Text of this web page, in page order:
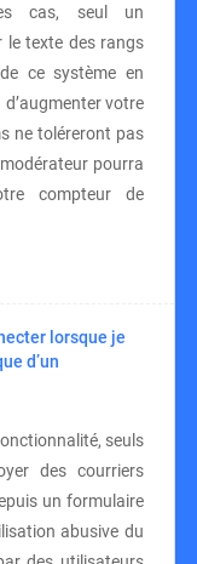
cas, seul un
texte des rangs
ce système en
votre
ne toléreront pas
pourra
compteur de
lorsque je
d’un
seuls
des courriers
un formulaire
abusive du